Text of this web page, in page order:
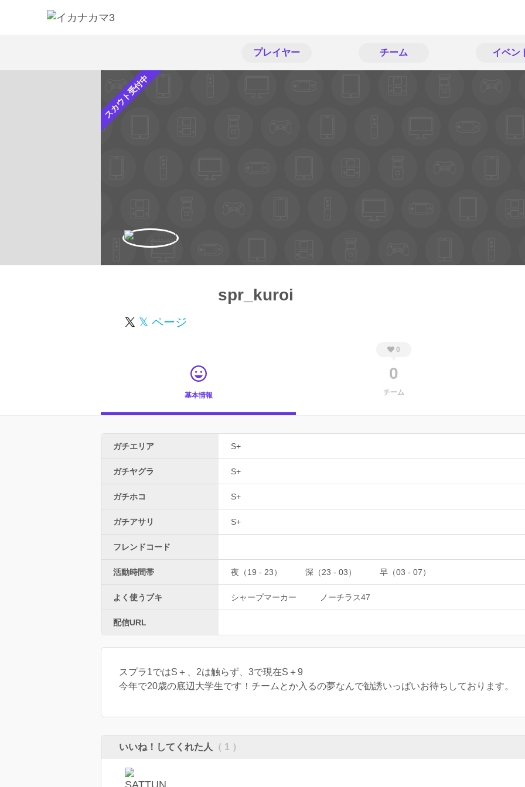
プレイヤー チーム イベン
スカウト受付中
spr_kuroi
𝕏 ページ
基本情報
0
0
チーム
ガチエリア S+
ガチヤグラ S+
ガチホコ S+
ガチアサリ S+
フレンドコード
活動時間帯 夜（19 - 23） 深（23 - 03） 早（03 - 07）
よく使うブキ シャープマーカー ノーチラス47
配信URL
スプラ1ではS＋、2は触らず、3で現在S＋9
今年で20歳の底辺大学生です！チームとか入るの夢なんで勧誘いっぱいお待ちしております。
いいね！してくれた人 （ 1 ）